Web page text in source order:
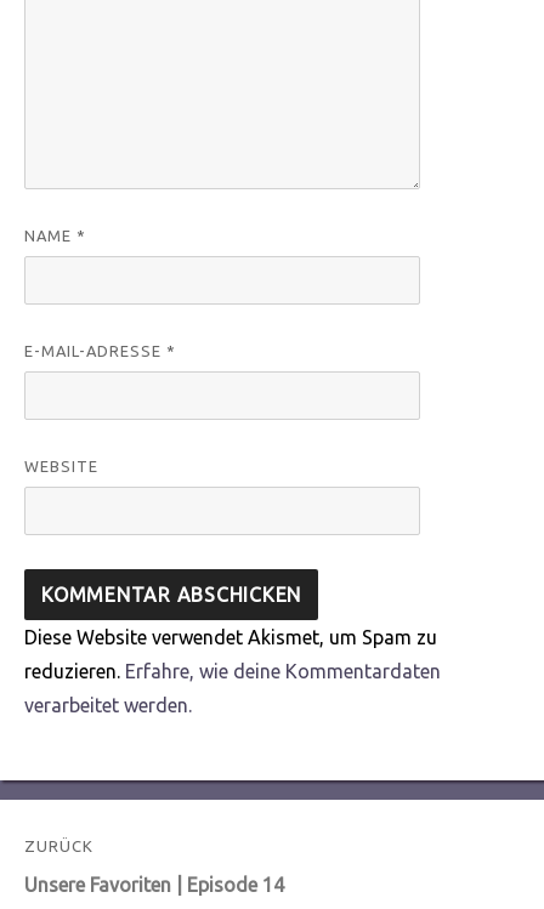
NAME *
E-MAIL-ADRESSE *
WEBSITE
Diese Website verwendet Akismet, um Spam zu
reduzieren. Erfahre, wie deine Kommentardaten
verarbeitet werden.
Beitragsnavigation
ZURÜCK
Vorheriger
Unsere Favoriten | Episode 14